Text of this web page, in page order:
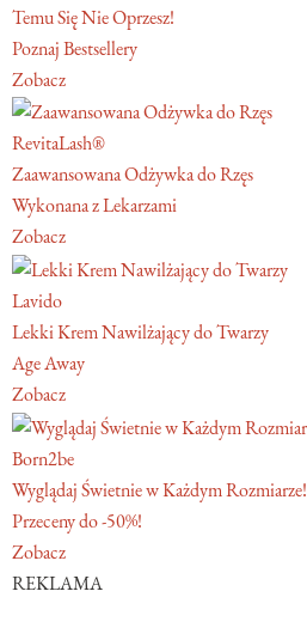
Temu Się Nie Oprzesz!
Poznaj Bestsellery
Zobacz
RevitaLash®
Zaawansowana Odżywka do Rzęs
Wykonana z Lekarzami
Zobacz
Lavido
Lekki Krem Nawilżający do Twarzy
Age Away
Zobacz
Born2be
Wyglądaj Świetnie w Każdym Rozmiarze!
Przeceny do -50%!
Zobacz
REKLAMA